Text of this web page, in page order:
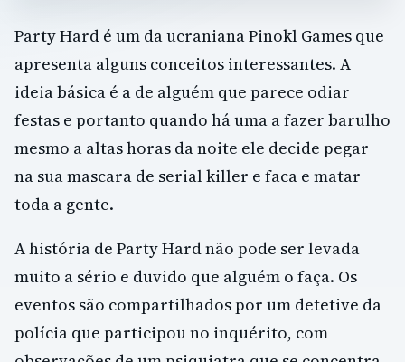
Party Hard é um da ucraniana Pinokl Games que
apresenta alguns conceitos interessantes. A
ideia básica é a de alguém que parece odiar
festas e portanto quando há uma a fazer barulho
mesmo a altas horas da noite ele decide pegar
na sua mascara de serial killer e faca e matar
toda a gente.
A história de Party Hard não pode ser levada
muito a sério e duvido que alguém o faça. Os
eventos são compartilhados por um detetive da
polícia que participou no inquérito, com